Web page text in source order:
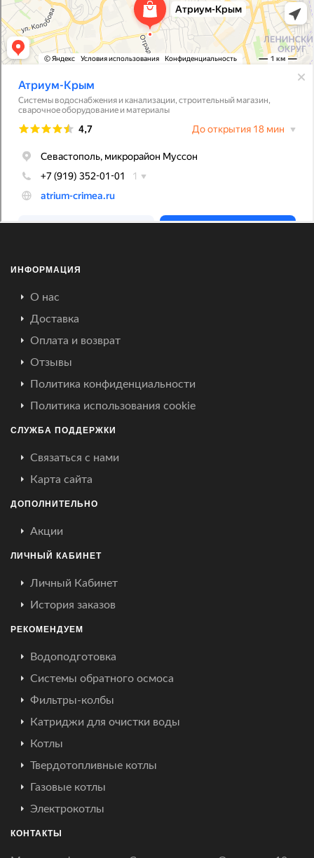
ИНФОРМАЦИЯ
О нас
Доставка
Оплата и возврат
Отзывы
Политика конфиденциальности
Политика использования cookie
СЛУЖБА ПОДДЕРЖКИ
Связаться с нами
Карта сайта
ДОПОЛНИТЕЛЬНО
Акции
ЛИЧНЫЙ КАБИНЕТ
Личный Кабинет
История заказов
РЕКОМЕНДУЕМ
Водоподготовка
Системы обратного осмоса
Фильтры-колбы
Катриджи для очистки воды
Котлы
Твердотопливные котлы
Газовые котлы
Электрокотлы
КОНТАКТЫ